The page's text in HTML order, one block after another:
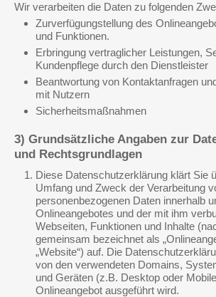
Wir verarbeiten die Daten zu folgenden
Zurverfügungstellung des
und Funktionen.
Erbringung vertraglicher Leistungen,
Kundenpflege durch den Dienstleister
Beantwortung von Kontaktanfragen
mit Nutzern
Sicherheitsmaßnahmen
3) Grundsätzliche Angaben zur
und Rechtsgrundlagen
Diese Datenschutzerklärung klärt Sie
Umfang und Zweck der Verarbeitung
personenbezogenen Daten innerhalb
Onlineangebotes und der mit ihm
Webseiten, Funktionen und Inhalte
gemeinsam bezeichnet als
„Website“) auf. Die
von den verwendeten Domains,
und Geräten (z.B. Desktop oder
Onlineangebot ausgeführt wird.